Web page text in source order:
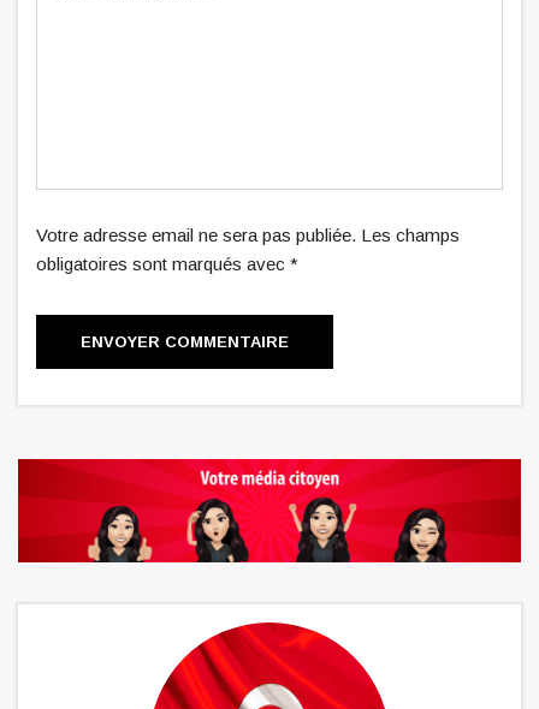
Votre adresse email ne sera pas publiée. Les champs
obligatoires sont marqués avec *
ENVOYER COMMENTAIRE